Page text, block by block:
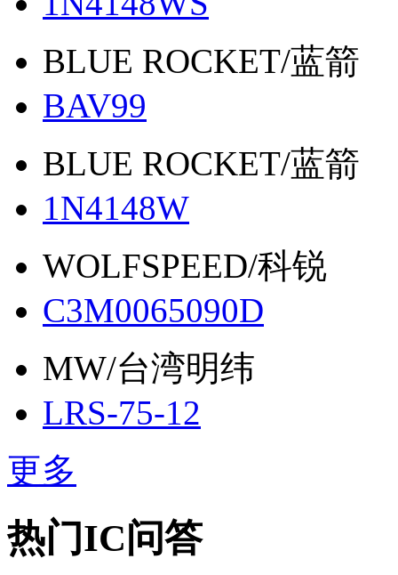
BLUE ROCKET/蓝箭
BAV99
BLUE ROCKET/蓝箭
1N4148W
WOLFSPEED/科锐
C3M0065090D
MW/台湾明纬
LRS-75-12
更多
热门IC问答